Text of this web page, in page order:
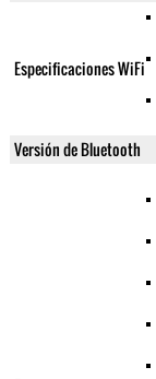
Especificaciones WiFi
Versión de Bluetooth